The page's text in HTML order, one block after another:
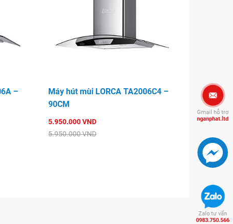
–
Máy hút mùi LORCA TA2006C4 –
90CM
5.950.000 VND
5.950.000 VND
Gmail hỗ trợ
nganphat.ltd
Zalo tư vấn
0983.750.566